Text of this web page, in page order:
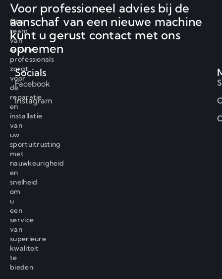
Ons
team
van
ervaren
professionals
zorgt
voor
de
reparatie
en
installatie
van
uw
sportuitrusting
met
nauwkeurigheid
en
snelheid
om
u
een
service
van
superieure
kwaliteit
te
bieden.
Voor professioneel advies bij de
aanschaf van een nieuwe machine
kunt u gerust contact met ons
opnemen
Socials
Facebook
Instagram